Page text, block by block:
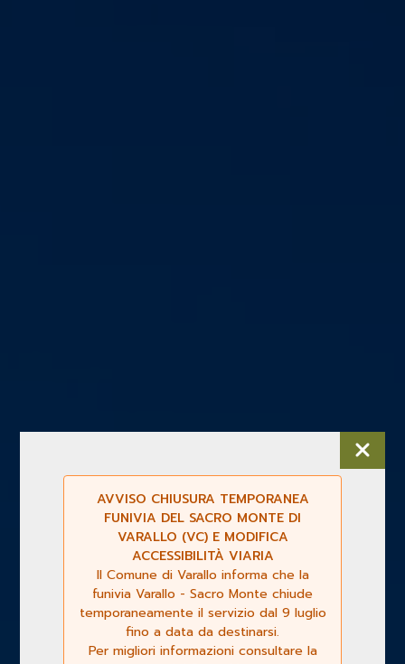
AVVISO CHIUSURA TEMPORANEA
FUNIVIA DEL SACRO MONTE DI
VARALLO (VC) E MODIFICA
ACCESSIBILITÀ VIARIA
Il Comune di Varallo informa che la
funivia Varallo - Sacro Monte chiude
temporaneamente il servizio dal 9 luglio
fino a data da destinarsi.
Per migliori informazioni consultare la